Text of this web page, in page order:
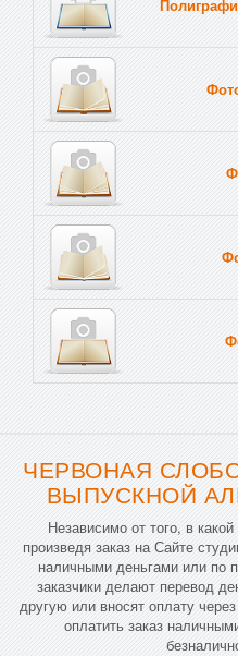
ЧЕРВОНАЯ
ВЫПУСКНОЙ
Независимо от того, в
произведя заказ на Сайте
наличными деньгами или по
заказчики делают перевод
другую или вносят оплату
оплатить заказ